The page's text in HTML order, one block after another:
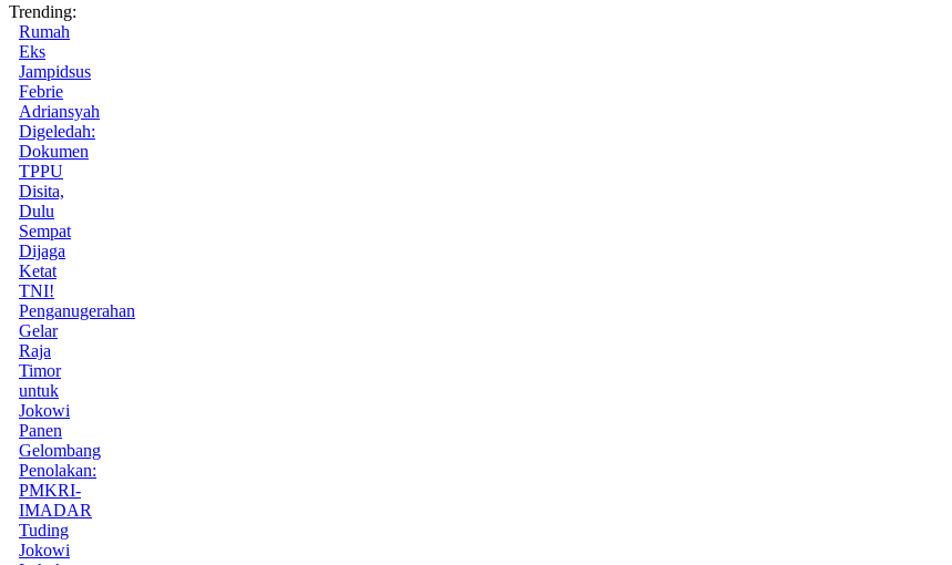
Trending:
Rumah
Eks
Jampidsus
Febrie
Adriansyah
Digeledah:
Dokumen
TPPU
Disita,
Dulu
Sempat
Dijaga
Ketat
TNI!
Penganugerahan
Gelar
Raja
Timor
untuk
Jokowi
Panen
Gelombang
Penolakan:
PMKRI-
IMADAR
Tuding
Jokowi